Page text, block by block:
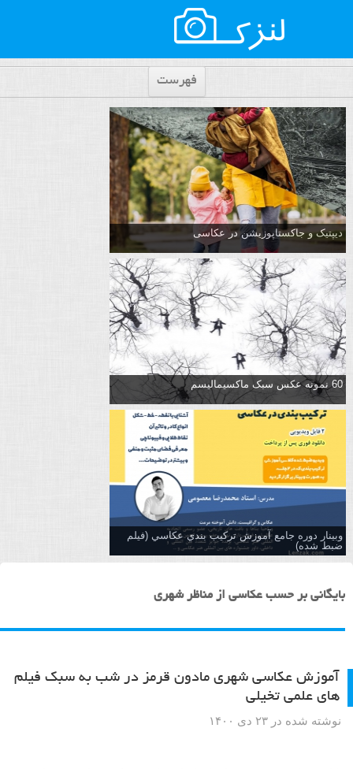
فهرست
دیپتیک و جاکستا‌پوزیشن در عکاسی
60 نمونه عکس سبک ماکسیمالیسم
وبینار دوره جامع آموزش تركيب بندي عكاسي (فیلم
ضبط شده)
بایگانی بر حسب عکاسی از مناظر شهری
آموزش عکاسی شهری مادون قرمز در شب به سبک فیلم
های علمی تخیلی
نوشته شده در ۲۳ دی ۱۴۰۰